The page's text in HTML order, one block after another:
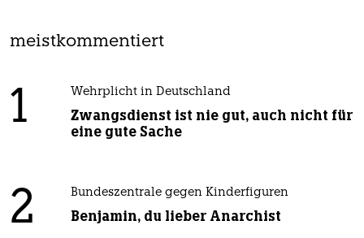
meistkommentiert
1 Wehrplicht in Deutschland
Zwangsdienst ist nie gut, auch nicht für
eine gute Sache
2 Bundeszentrale gegen Kinderfiguren
Benjamin, du lieber Anarchist